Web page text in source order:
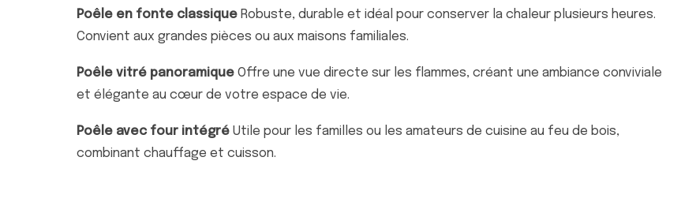
Poêle en fonte classique Robuste, durable et idéal pour conserver la chaleur plusieurs heures.
Convient aux grandes pièces ou aux maisons familiales.
Poêle vitré panoramique Offre une vue directe sur les flammes, créant une ambiance conviviale
et élégante au cœur de votre espace de vie.
Poêle avec four intégré Utile pour les familles ou les amateurs de cuisine au feu de bois,
combinant chauffage et cuisson.